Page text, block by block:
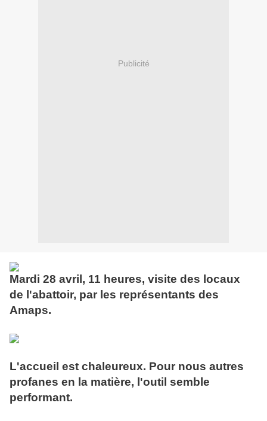
Publicité
Mardi 28 avril, 11 heures, visite des locaux
de l'abattoir, par les représentants des
Amaps.
L'accueil est chaleureux. Pour nous autres
profanes en la matière, l'outil semble
performant.